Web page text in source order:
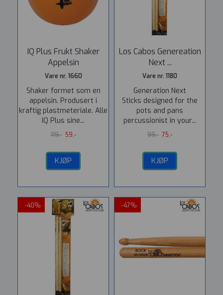
IQ Plus Frukt Shaker
Appelsin
Vare nr. 1660
Shaker formet som en
appelsin. Produsert i
kraftig plastmeteriale. Alle
IQ Plus sine...
119,- 59,-
KJØP
Los Cabos Genereation
Next ...
Vare nr. 1180
Generation Next
Sticks designed for the
pots and pans
percussionist in your...
99,- 75,-
KJØP
-40% -47%